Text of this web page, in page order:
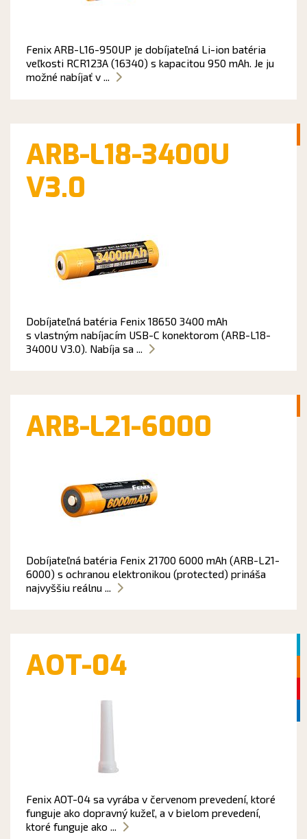
Fenix ARB-L16-950UP je dobíjateľná Li-ion batéria
veľkosti RCR123A (16340) s kapacitou 950 mAh. Je ju
možné nabíjať v ...
ARB-L18-3400U
V3.0
Dobíjateľná batéria Fenix 18650 3400 mAh
s vlastným nabíjacím USB-C konektorom (ARB-L18-
3400U V3.0). Nabíja sa ...
ARB-L21-6000
Dobíjateľná batéria Fenix 21700 6000 mAh (ARB-L21-
6000) s ochranou elektronikou (protected) prináša
najvyššiu reálnu ...
AOT-04
Fenix AOT-04 sa vyrába v červenom prevedení, ktoré
funguje ako dopravný kužeľ, a v bielom prevedení,
ktoré funguje ako ...